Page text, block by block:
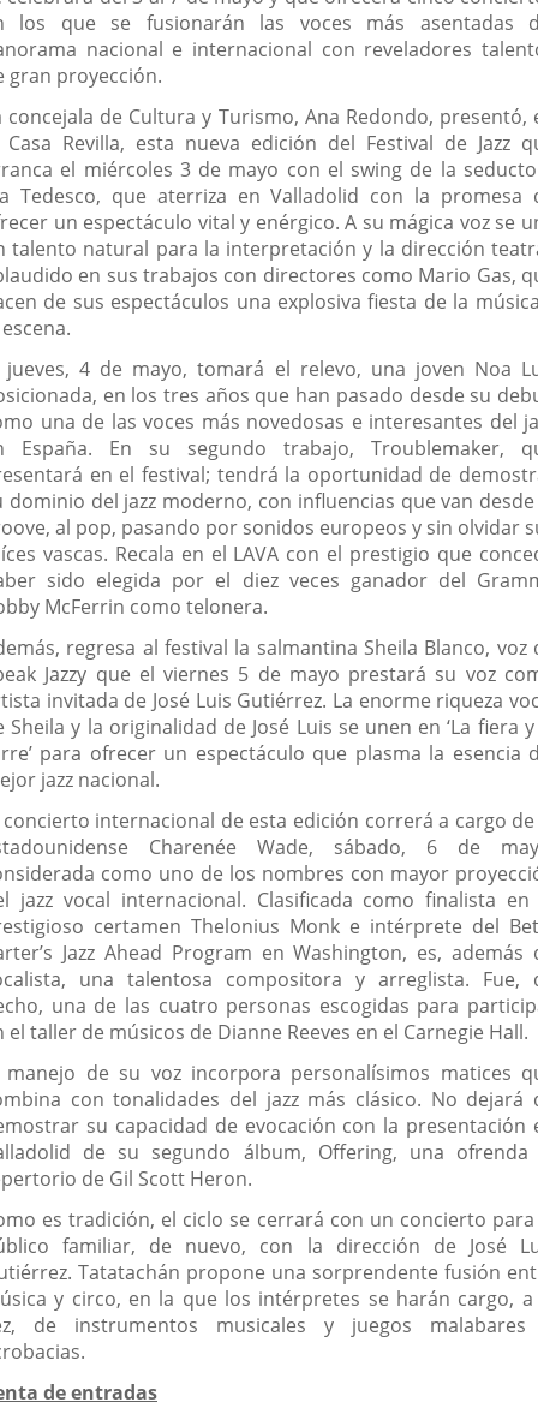
los que se fusionarán las voces más asentadas
nacional e internacional con reveladores
gran proyección.
concejala de Cultura y Turismo, Ana Redondo, presentó,
Casa Revilla, esta nueva edición del Festival de Jazz
el miércoles 3 de mayo con el swing de la
Tedesco, que aterriza en Valladolid con la promesa
un espectáculo vital y enérgico. A su mágica voz se
talento natural para la interpretación y la dirección
en sus trabajos con directores como Mario Gas,
de sus espectáculos una explosiva fiesta de la
jueves, 4 de mayo, tomará el relevo, una joven Noa
en los tres años que han pasado desde su
una de las voces más novedosas e interesantes del
España. En su segundo trabajo, Troublemaker,
en el festival; tendrá la oportunidad de
dominio del jazz moderno, con influencias que van
al pop, pasando por sonidos europeos y sin olvidar
vascas. Recala en el LAVA con el prestigio que
sido elegida por el diez veces ganador del
McFerrin como telonera.
regresa al festival la salmantina Sheila Blanco, voz
Jazzy que el viernes 5 de mayo prestará su voz
invitada de José Luis Gutiérrez. La enorme riqueza
Sheila y la originalidad de José Luis se unen en ‘La fiera
para ofrecer un espectáculo que plasma la esencia
jazz nacional.
concierto internacional de esta edición correrá a cargo
Charenée Wade, sábado, 6 de
como uno de los nombres con mayor
jazz vocal internacional. Clasificada como finalista en
certamen Thelonius Monk e intérprete del
Jazz Ahead Program en Washington, es, además
una talentosa compositora y arreglista. Fue,
una de las cuatro personas escogidas para
el taller de músicos de Dianne Reeves en el Carnegie Hall.
manejo de su voz incorpora personalísimos matices
con tonalidades del jazz más clásico. No dejará
su capacidad de evocación con la presentación
de su segundo álbum, Offering, una ofrenda
de Gil Scott Heron.
es tradición, el ciclo se cerrará con un concierto
familiar, de nuevo, con la dirección de José
Tatatachán propone una sorprendente fusión
y circo, en la que los intérpretes se harán cargo, a
de instrumentos musicales y juegos
de entradas